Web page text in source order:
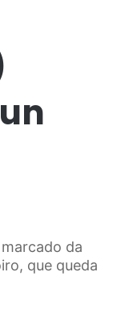
da
que queda